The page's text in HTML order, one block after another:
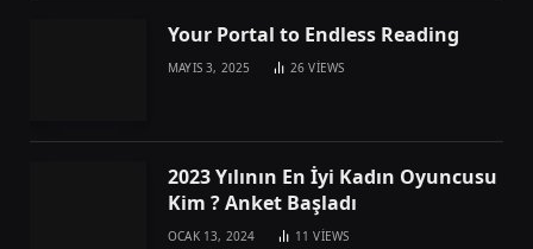
Your Portal to Endless Reading
MAYIS 3, 2025 26VIEWS
2023 Yılının En İyi Kadın Oyuncusu
Kim ? Anket Başladı
OCAK 13, 2024 11VIEWS